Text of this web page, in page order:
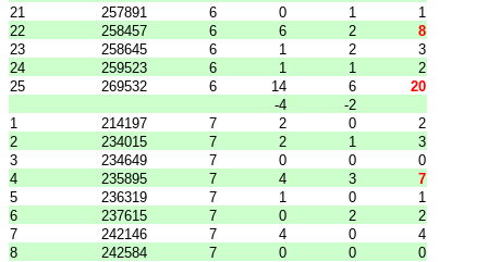
21
257891 6 0 1
1
22
258457 6 6 2
8
23
258645 6 1 2
3
24
259523 6 1 1
2
25
269532 6 14 6
20
-4
-2
1
214197 7 2 0
2
2
234015 7 2 1
3
3
234649 7 0 0
0
4
235895 7 4 3
7
5
236319 7 1 0
1
6
237615 7 0 2
2
7
242146 7 4 0
4
8
242584 7 0 0
0